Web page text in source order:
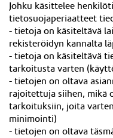
Johku käsittelee
tietosuojaperiaatteet
- tietoja on käsiteltävä
rekisteröidyn kannalta
- tietoja on käsiteltävä
tarkoitusta varten
- tietojen on oltava
rajoitettuja siihen, mikä
tarkoituksiin, joita
minimointi)
- tietojen on oltava